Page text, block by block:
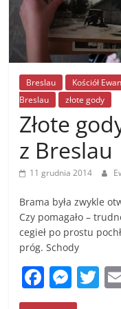
Breslau Kościół
Breslau
złote gody
Złote
z Breslau
11 grudnia 2014
Brama była zwykle
Czy pomagało –
cegieł po prostu
próg. Schody
F
a
M
e
T